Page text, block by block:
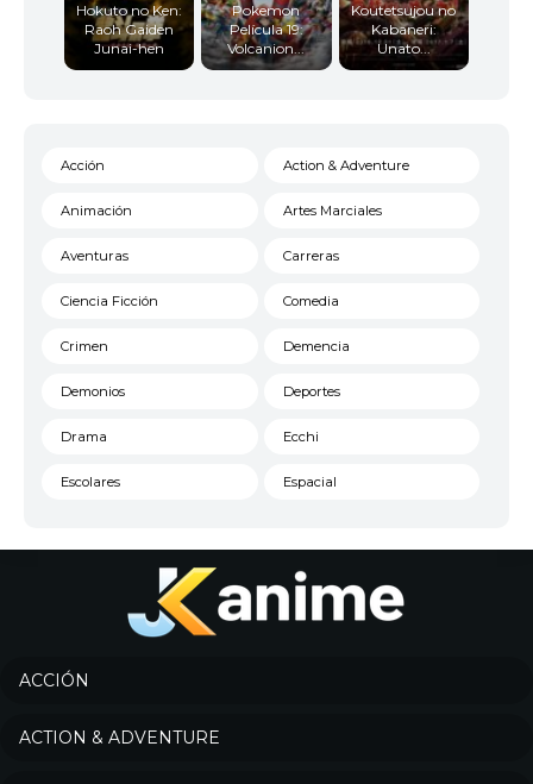
Hokuto no Ken:
Raoh Gaiden
Junai-hen
Pokemon
Película 19:
Volcanion...
Koutetsujou no
Kabaneri:
Unato...
Acción Action & Adventure
Animación Artes Marciales
Aventuras Carreras
Ciencia Ficción Comedia
Crimen Demencia
Demonios Deportes
Drama Ecchi
Escolares Espacial
Historico
Josei
ACCIÓN
ACTION & ADVENTURE